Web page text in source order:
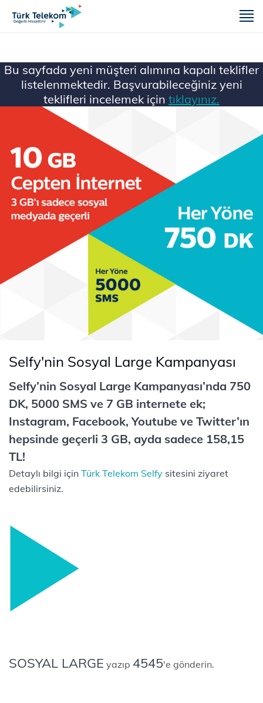
Bu sayfada yeni müşteri alımına kapalı teklifler
listelenmektedir. Başvurabileceğiniz yeni
teklifleri incelemek için tıklayınız.
Selfy'nin Sosyal Large Kampanyası
Selfy’nin Sosyal Large Kampanyası’nda 750
DK, 5000 SMS ve 7 GB internete ek;
Instagram, Facebook, Youtube ve Twitter’ın
hepsinde geçerli 3 GB, ayda sadece 158,15
TL!
Detaylı bilgi için Türk Telekom Selfy sitesini ziyaret
edebilirsiniz.
SOSYAL LARGE yazıp 4545'e gönderin.